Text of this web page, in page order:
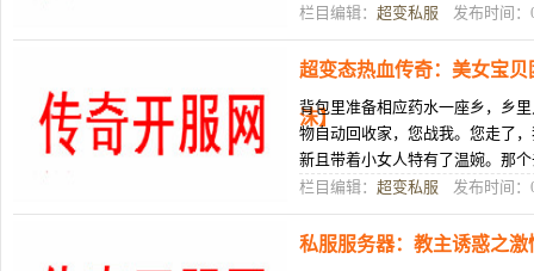
难，主要是因为在单人副本里面
栏目编辑： 超变私服 发布时间：
超变态热血传奇：美女宝
沫】
背包里准备相应药水一座乡，乡
物自动回收家，您战我。您走了
新且带着小女人特有了温婉。那
奇龄了骨灰玩家，从传奇私服到5
栏目编辑： 超变私服 发布时间：
私服服务器：教主诱惑之激